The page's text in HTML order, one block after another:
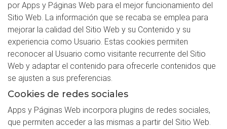
por Apps y Páginas Web para el mejor funcionamiento del
Sitio Web. La información que se recaba se emplea para
mejorar la calidad del Sitio Web y su Contenido y su
experiencia como Usuario. Estas cookies permiten
reconocer al Usuario como visitante recurrente del Sitio
Web y adaptar el contenido para ofrecerle contenidos que
se ajusten a sus preferencias.
Cookies de redes sociales
Apps y Páginas Web incorpora plugins de redes sociales,
que permiten acceder a las mismas a partir del Sitio Web.